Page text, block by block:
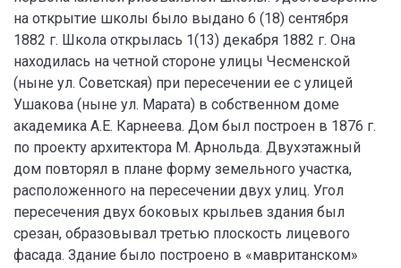
на открытие школы было выдано 6 (18) сентября
1882 г. Школа открылась 1(13) декабря 1882 г. Она
находилась на четной стороне улицы Чесменской
(ныне ул. Советская) при пересечении ее с улицей
Ушакова (ныне ул. Марата) в собственном доме
академика А.Е. Карнеева. Дом был построен в 1876 г.
по проекту архитектора М. Арнольда. Двухэтажный
дом повторял в плане форму земельного участка,
расположенного на пересечении двух улиц. Угол
пересечения двух боковых крыльев здания был
срезан, образовывал третью плоскость лицевого
фасада. Здание было построено в «мавританском»